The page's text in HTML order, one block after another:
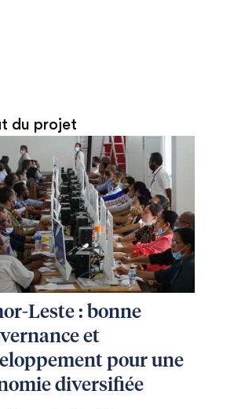
du projet
Leste : bonne
et
pour une
diversifiée